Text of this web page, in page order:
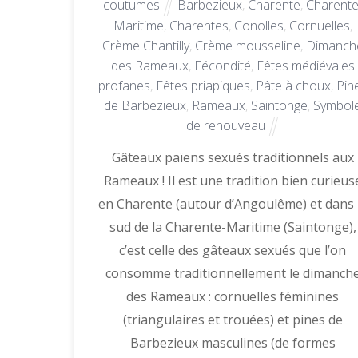
coutumes
Barbezieux, Charente,
Maritime, Charentes, Conolles, Cornuelles,
Crème Chantilly, Crème mousseline,
des Rameaux, Fécondité, Fêtes médiévales
profanes, Fêtes priapiques, Pâte à choux,
de Barbezieux, Rameaux, Saintonge,
de renouveau
Gâteaux païens sexués traditionnels aux
Rameaux ! Il est une tradition bien
en Charente (autour d’Angoulême) et dans
sud de la Charente-Maritime (Saintonge),
c’est celle des gâteaux sexués que l’on
consomme traditionnellement le
des Rameaux : cornuelles féminines
(triangulaires et trouées) et pines de
Barbezieux masculines (de formes